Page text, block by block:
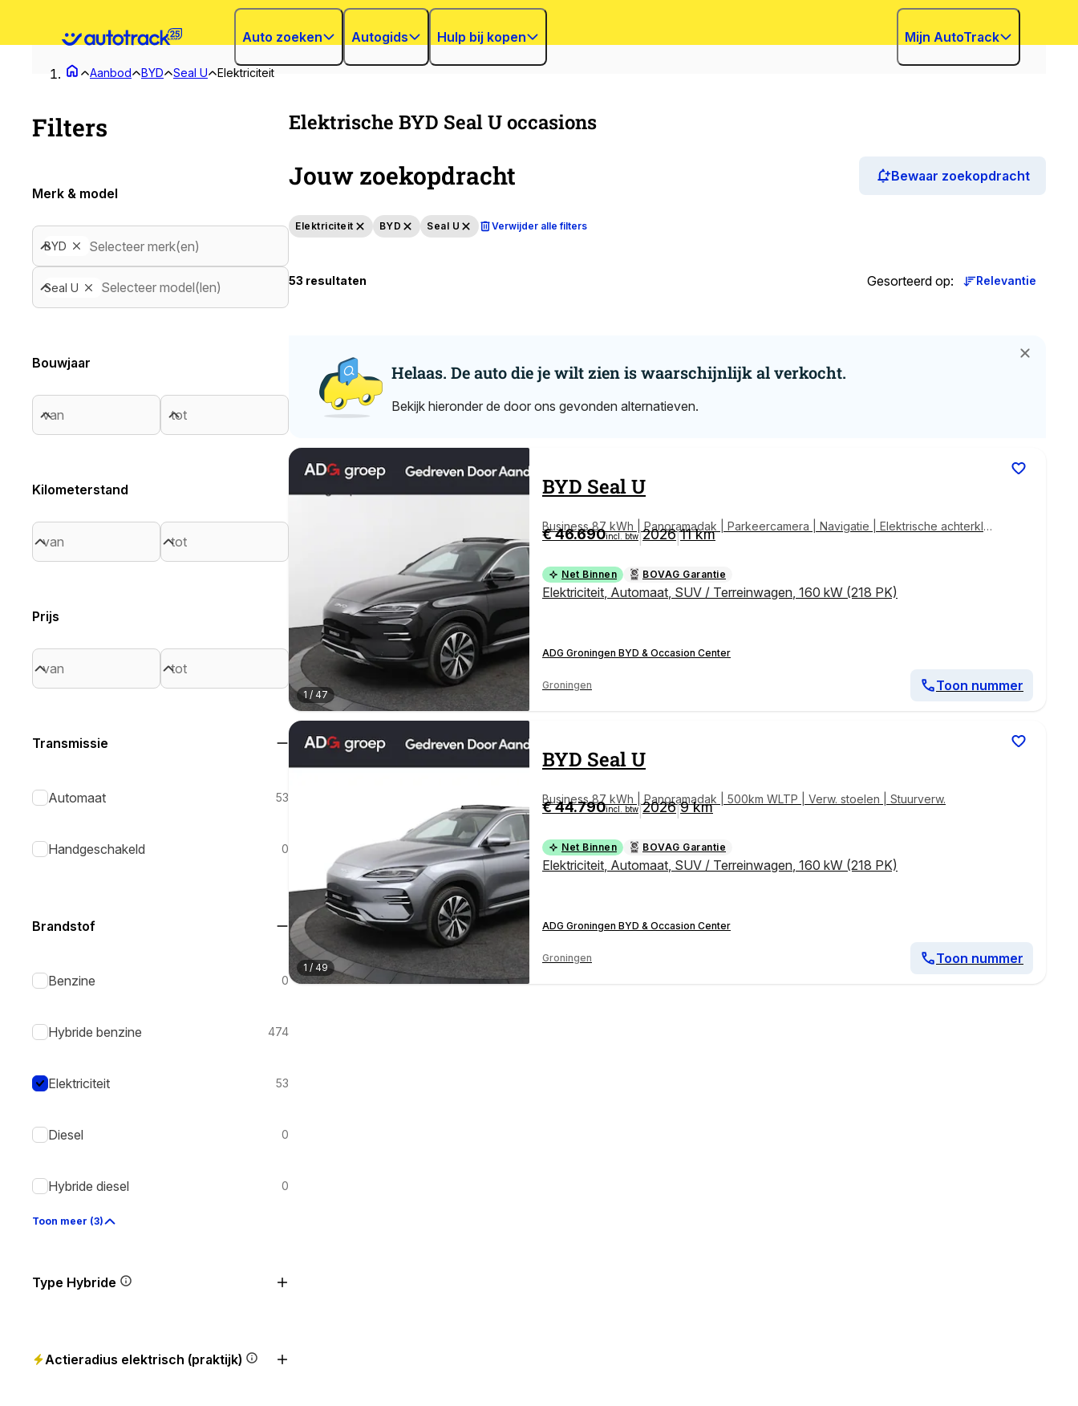
Auto zoeken Autogids Hulp bij kopen Mijn AutoTrack
Aanbod BYD Seal U Elektriciteit
Filters
Merk & model
BYD Selecteer merk(en)
Seal U Selecteer model(len)
Bouwjaar
Kilometerstand
Prijs
Transmissie
Automaat 53
Handgeschakeld 0
Brandstof
Benzine 0
Hybride benzine 474
Elektriciteit 53
Diesel 0
Hybride diesel 0
Toon meer (3)
Type Hybride
Actieradius elektrisch (praktijk)
Elektrische BYD Seal U occasions
Jouw zoekopdracht Bewaar zoekopdracht
Elektriciteit BYD Seal U Verwijder alle filters
53 resultaten Gesorteerd op: Relevantie
Helaas. De auto die je wilt zien is waarschijnlijk al verkocht.
Bekijk hieronder de door ons gevonden alternatieven.
1 / 47
BYD Seal U
Business 87 kWh | Panoramadak | Parkeercamera | Navigatie | Elektrische achterkle
p |
€ 46.690incl. btw|2026|11 km
Net Binnen BOVAG Garantie
Elektriciteit Automaat SUV / Terreinwagen 160 kW (218 PK)
ADG Groningen BYD & Occasion Center
Groningen Toon nummer
1 / 49
BYD Seal U
Business 87 kWh | Panoramadak | 500km WLTP | Verw. stoelen | Stuurverw.
€ 44.790incl. btw|2026|9 km
Net Binnen BOVAG Garantie
Elektriciteit Automaat SUV / Terreinwagen 160 kW (218 PK)
ADG Groningen BYD & Occasion Center
Groningen Toon nummer